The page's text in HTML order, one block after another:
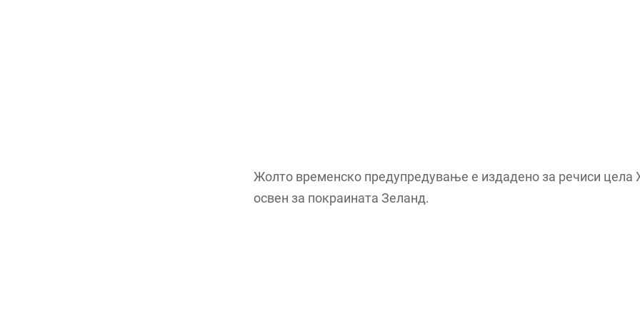
Жолто временско предупредување е издадено за речиси цела
освен за покраината Зеланд.